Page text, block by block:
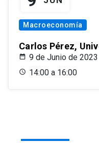
Macroeconomía
Carlos Pérez,
9 de Junio de 2023
14:00 a 16:00